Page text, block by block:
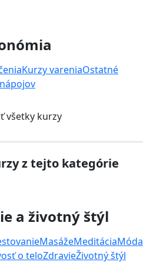
Kurzy vareniaOstatné
všetky kurzy
z tejto kategórie
a životný štýl
MasážeMeditáciaMóda
o teloZdravieŽivotný štýl